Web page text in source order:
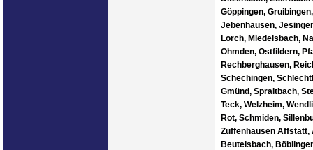
Göppingen,
Jebenhausen,
Lorch, Miedelsbach,
Ohmden, Ostfildern,
Rechberghausen,
Schechingen,
Gmünd, Spraitbach,
Teck, Welzheim,
Rot, Schmiden,
Zuffenhausen Affstätt,
Beutelsbach,